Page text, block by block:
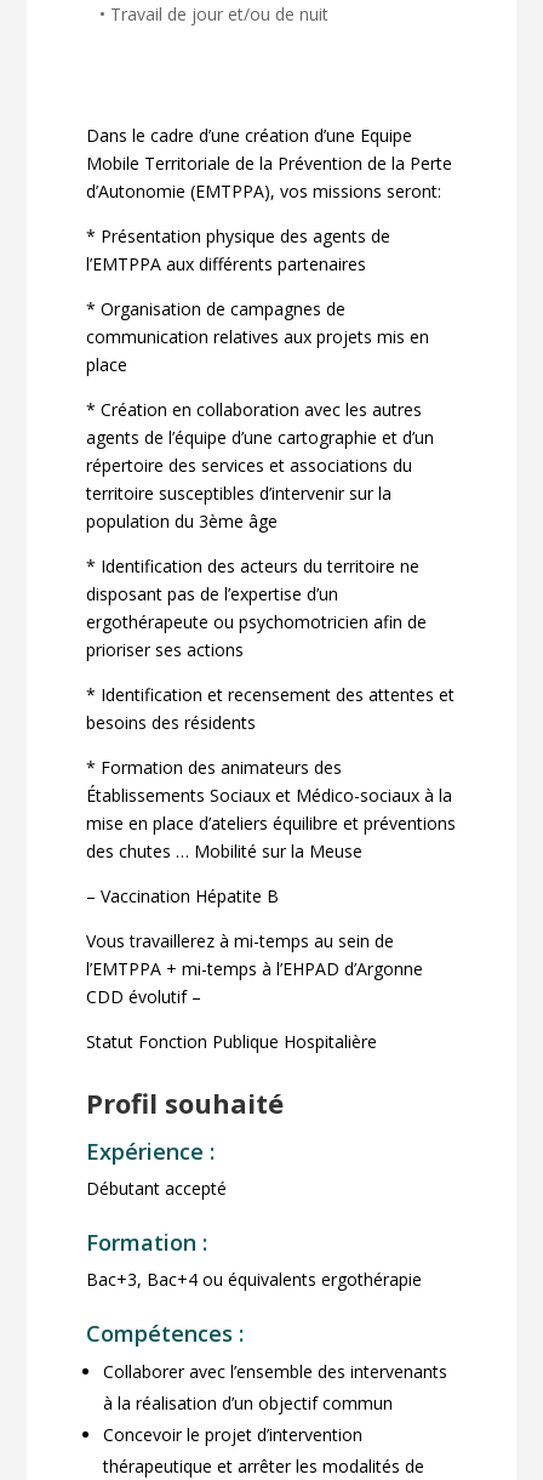
• Travail de jour et/ou de nuit
Dans le cadre d’une création d’une Equipe
Mobile Territoriale de la Prévention de la Perte
d’Autonomie (EMTPPA), vos missions seront:
* Présentation physique des agents de
l’EMTPPA aux différents partenaires
* Organisation de campagnes de
communication relatives aux projets mis en
place
* Création en collaboration avec les autres
agents de l’équipe d’une cartographie et d’un
répertoire des services et associations du
territoire susceptibles d’intervenir sur la
population du 3ème âge
* Identification des acteurs du territoire ne
disposant pas de l’expertise d’un
ergothérapeute ou psychomotricien afin de
prioriser ses actions
* Identification et recensement des attentes et
besoins des résidents
* Formation des animateurs des
Établissements Sociaux et Médico-sociaux à la
mise en place d’ateliers équilibre et préventions
des chutes … Mobilité sur la Meuse
– Vaccination Hépatite B
Vous travaillerez à mi-temps au sein de
l’EMTPPA + mi-temps à l’EHPAD d’Argonne
CDD évolutif –
Statut Fonction Publique Hospitalière
Profil souhaité
Expérience :
Débutant accepté
Formation :
Bac+3, Bac+4 ou équivalents ergothérapie
Compétences :
Collaborer avec l’ensemble des intervenants
à la réalisation d’un objectif commun
Concevoir le projet d’intervention
thérapeutique et arrêter les modalités de